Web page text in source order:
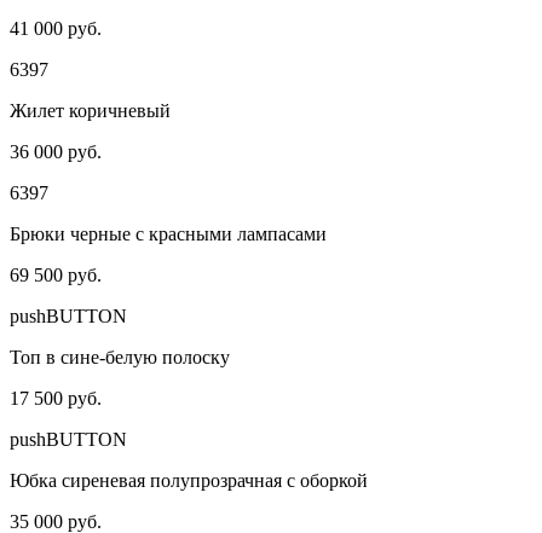
41 000 руб.
6397
Жилет коричневый
36 000 руб.
6397
Брюки черные с красными лампасами
69 500 руб.
pushBUTTON
Топ в сине-белую полоску
17 500 руб.
pushBUTTON
Юбка сиреневая полупрозрачная с оборкой
35 000 руб.